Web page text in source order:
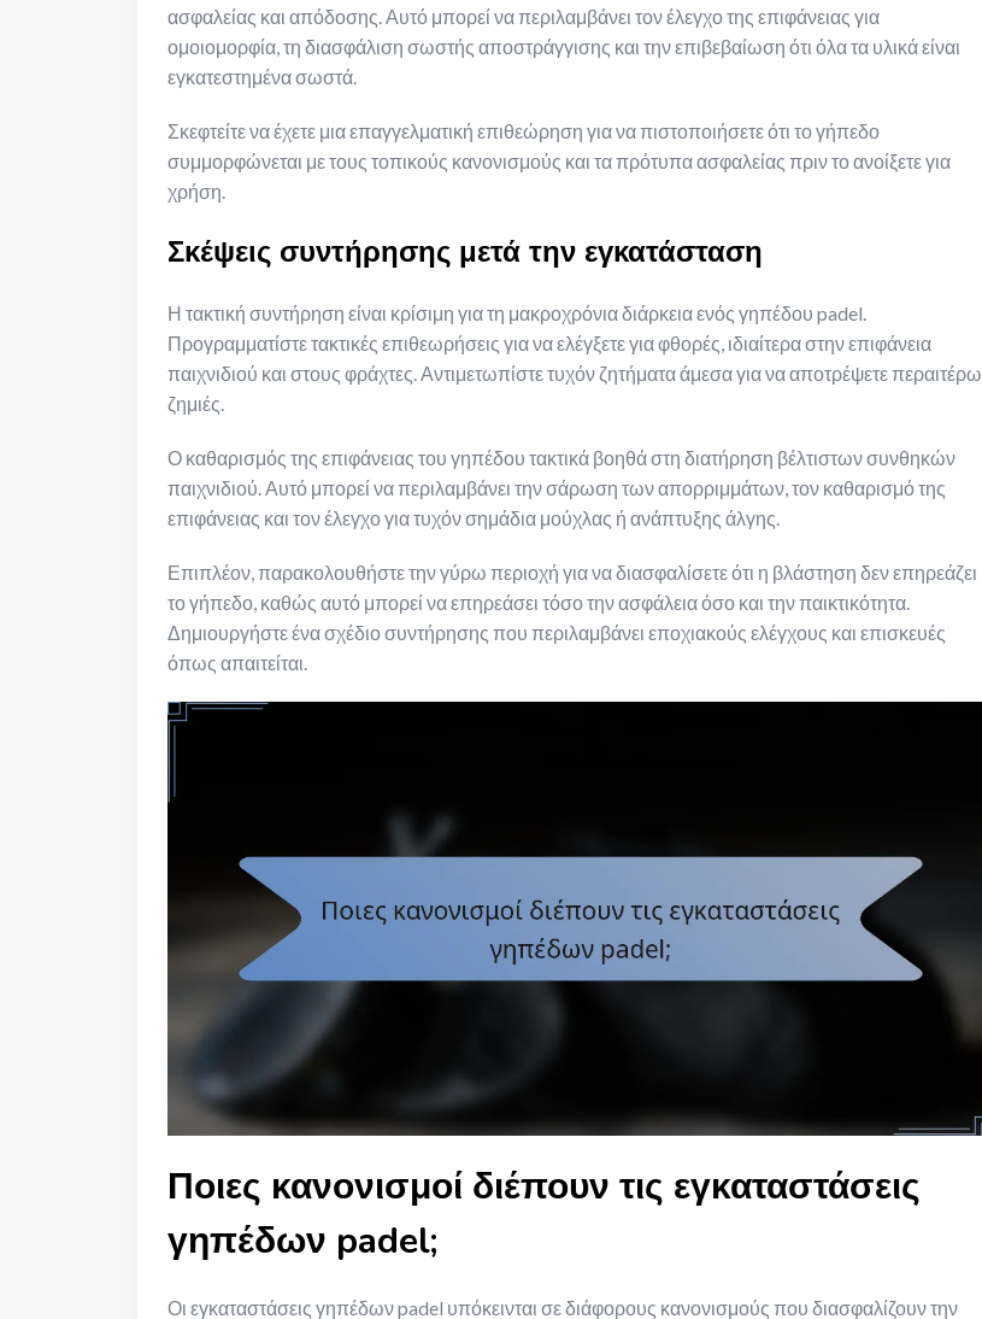
ασφαλείας και απόδοσης. Αυτό μπορεί να περιλαμβάνει τον έλεγχο της επιφάνειας για
ομοιομορφία, τη διασφάλιση σωστής αποστράγγισης και την επιβεβαίωση ότι όλα τα υλικά είναι
εγκατεστημένα σωστά.
Σκεφτείτε να έχετε μια επαγγελματική επιθεώρηση για να πιστοποιήσετε ότι το γήπεδο
συμμορφώνεται με τους τοπικούς κανονισμούς και τα πρότυπα ασφαλείας πριν το ανοίξετε για
χρήση.
Σκέψεις συντήρησης μετά την εγκατάσταση
Η τακτική συντήρηση είναι κρίσιμη για τη μακροχρόνια διάρκεια ενός γηπέδου padel.
Προγραμματίστε τακτικές επιθεωρήσεις για να ελέγξετε για φθορές, ιδιαίτερα στην επιφάνεια
παιχνιδιού και στους φράχτες. Αντιμετωπίστε τυχόν ζητήματα άμεσα για να αποτρέψετε περαιτέρω
ζημιές.
Ο καθαρισμός της επιφάνειας του γηπέδου τακτικά βοηθά στη διατήρηση βέλτιστων συνθηκών
παιχνιδιού. Αυτό μπορεί να περιλαμβάνει την σάρωση των απορριμμάτων, τον καθαρισμό της
επιφάνειας και τον έλεγχο για τυχόν σημάδια μούχλας ή ανάπτυξης άλγης.
Επιπλέον, παρακολουθήστε την γύρω περιοχή για να διασφαλίσετε ότι η βλάστηση δεν επηρεάζει
το γήπεδο, καθώς αυτό μπορεί να επηρεάσει τόσο την ασφάλεια όσο και την παικτικότητα.
Δημιουργήστε ένα σχέδιο συντήρησης που περιλαμβάνει εποχιακούς ελέγχους και επισκευές
όπως απαιτείται.
Ποιες κανονισμοί διέπουν τις εγκαταστάσεις
γηπέδων padel;
Οι εγκαταστάσεις γηπέδων padel υπόκεινται σε διάφορους κανονισμούς που διασφαλίζουν την